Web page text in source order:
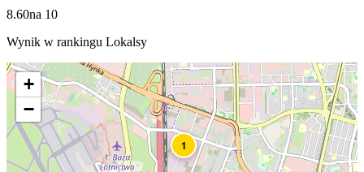
8.60na 10
Wynik w rankingu Lokalsy
1
+
−